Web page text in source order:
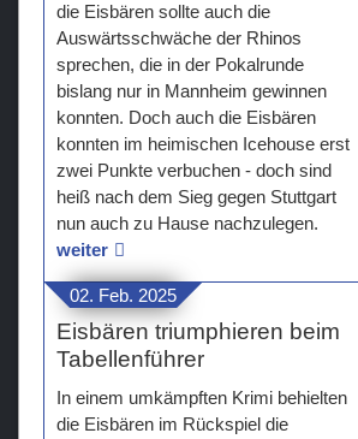
die Eisbären sollte auch die
Auswärtsschwäche der Rhinos
sprechen, die in der Pokalrunde
bislang nur in Mannheim gewinnen
konnten. Doch auch die Eisbären
konnten im heimischen Icehouse erst
zwei Punkte verbuchen - doch sind
heiß nach dem Sieg gegen Stuttgart
nun auch zu Hause nachzulegen.
weiter
02. Feb. 2025
Eisbären triumphieren beim
Tabellenführer
In einem umkämpften Krimi behielten
die Eisbären im Rückspiel die